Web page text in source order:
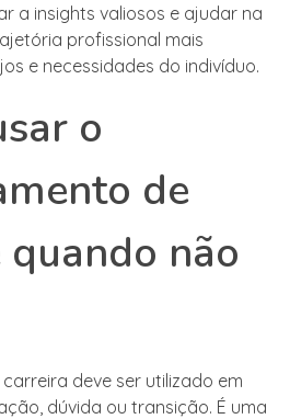
a insights valiosos e ajudar na
profissional mais
e necessidades do indivíduo.
o
de
não
deve ser utilizado em
dúvida ou transição. É uma